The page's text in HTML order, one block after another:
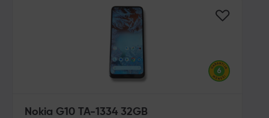
Nokia G10 TA-1334 32GB